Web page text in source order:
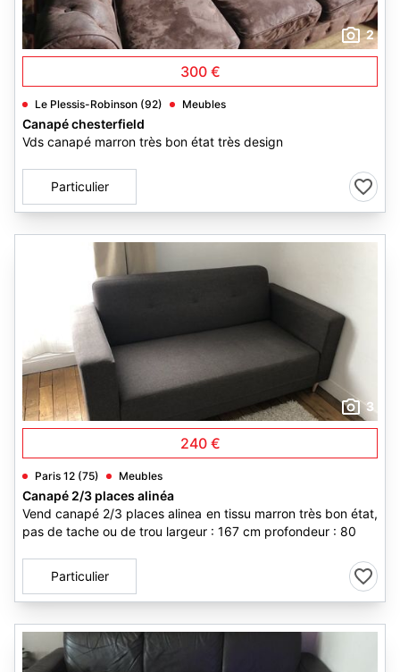
2
300 €
Le Plessis-Robinson (92) Meubles
Canapé chesterfield
Vds canapé marron très bon état très design
Particulier
3
240 €
Paris 12 (75) Meubles
Canapé 2/3 places alinéa
Vend canapé 2/3 places alinea en tissu marron très bon état,
pas de tache ou de trou largeur : 167 cm profondeur : 80
Particulier